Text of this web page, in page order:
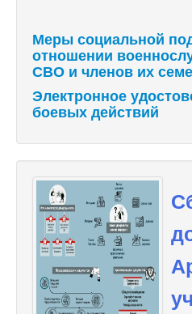
Меры социальной
отношении
СВО и членов их
Электронное
боевых действий